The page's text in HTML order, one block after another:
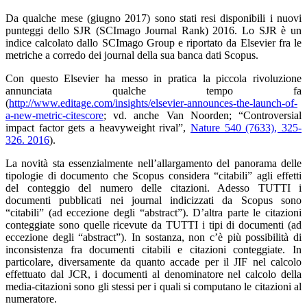
Da qualche mese (giugno 2017) sono stati resi disponibili i nuovi
punteggi dello SJR (SCImago Journal Rank) 2016. Lo SJR è un
indice calcolato dallo SCImago Group e riportato da Elsevier fra le
metriche a corredo dei journal della sua banca dati Scopus.
Con questo Elsevier ha messo in pratica la piccola rivoluzione
annunciata qualche tempo fa
(http://www.editage.com/insights/elsevier-announces-the-launch-of-
a-new-metric-citescore; vd. anche Van Noorden; “Controversial
impact factor gets a heavyweight rival”, Nature 540 (7633), 325-
326. 2016).
La novità sta essenzialmente nell’allargamento del panorama delle
tipologie di documento che Scopus considera “citabili” agli effetti
del conteggio del numero delle citazioni. Adesso TUTTI i
documenti pubblicati nei journal indicizzati da Scopus sono
“citabili” (ad eccezione degli “abstract”). D’altra parte le citazioni
conteggiate sono quelle ricevute da TUTTI i tipi di documenti (ad
eccezione degli “abstract”). In sostanza, non c’è più possibilità di
inconsistenza fra documenti citabili e citazioni conteggiate. In
particolare, diversamente da quanto accade per il JIF nel calcolo
effettuato dal JCR, i documenti al denominatore nel calcolo della
media-citazioni sono gli stessi per i quali si computano le citazioni al
numeratore.